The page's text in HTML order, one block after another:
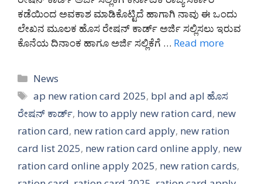
ಕಡೆಯಿಂದ ಅವಕಾಶ ಮಾಡಿಕೊಟ್ಟಿದೆ ಹಾಗಾಗಿ ನಾವು ಈ ಒಂದು
ಲೇಖನ ಮೂಲಕ ಹೊಸ ರೇಷನ್ ಕಾರ್ಡ್ ಅರ್ಜಿ ಸಲ್ಲಿಸಲು ಇರುವ
ಕೊನೆಯ ದಿನಾಂಕ ಹಾಗೂ ಅರ್ಜಿ ಸಲ್ಲಿಕೆಗೆ … Read more
Categories
News
Tags
ap new ration card 2025, bpl and apl ಹೊಸ
ರೇಷನ್ ಕಾರ್ಡ್, how to apply new ration card, new
ration card, new ration card apply, new ration
card list 2025, new ration card online apply, new
ration card online apply 2025, new ration cards,